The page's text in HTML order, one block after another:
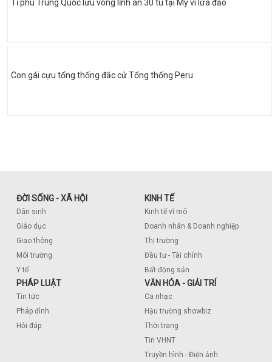
Tỉ phú Trung Quốc lưu vong lĩnh án 30 tù tại Mỹ vì lừa đảo
Con gái cựu tổng thống đắc cử Tổng thống Peru
ĐỜI SỐNG - XÃ HỘI
Dân sinh
Giáo dục
Giao thông
Môi trường
Y tế
KINH TẾ
Kinh tế vĩ mô
Doanh nhân & Doanh nghiệp
Thị trường
Đầu tư - Tài chính
Bất động sản
PHÁP LUẬT
Tin tức
Pháp đình
Hỏi đáp
VĂN HÓA - GIẢI TRÍ
Ca nhạc
Hậu trường showbiz
Thời trang
Tin VHNT
Truyền hình - Điện ảnh